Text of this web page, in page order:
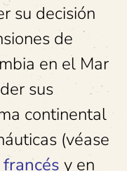
su decisión
de
en el Mar
sus
continental
(véase
francés y en